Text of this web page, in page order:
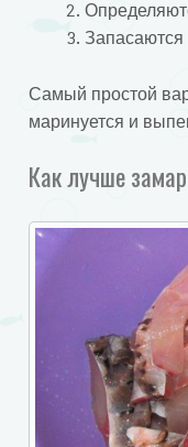
Самый простой
маринуется и
Как лучше